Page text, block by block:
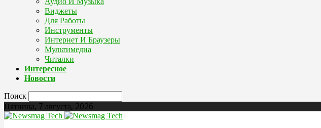
Виджеты
Для Работы
Инструменты
Интернет И Браузеры
Мультимедиа
Читалки
Интересное
Новости
Поиск
Пятница, 7 августа, 2026